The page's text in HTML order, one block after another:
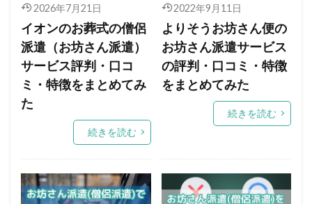
2026年7月21日
イオンのお葬式の僧侶
派遣（お坊さん派遣）
サービス評判・口コ
ミ・特徴をまとめてみ
た
続きを読む
2022年9月11日
よりそうお坊さん便の
お坊さん派遣サービス
の評判・口コミ・特徴
をまとめてみた
続きを読む